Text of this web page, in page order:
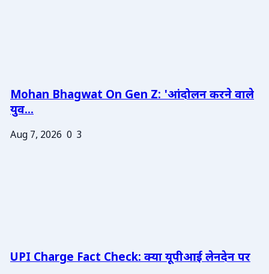
Mohan Bhagwat On Gen Z: 'आंदोलन करने वाले
युव...
Aug 7, 2026 0 3
UPI Charge Fact Check: क्या यूपीआई लेनदेन पर